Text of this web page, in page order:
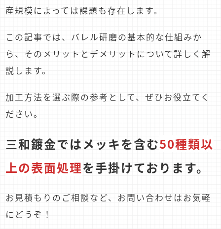
産規模によっては課題も存在します。
この記事では、バレル研磨の基本的な仕組みか
ら、そのメリットとデメリットについて詳しく解
説します。
加工方法を選ぶ際の参考として、ぜひお役立てく
ださい。
三和鍍金ではメッキを含む50種類以
上の表面処理を手掛けております。
お見積もりのご相談など、お問い合わせはお気軽
にどうぞ！